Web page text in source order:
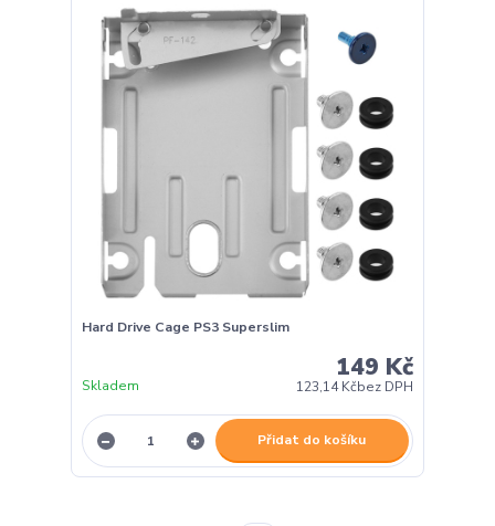
Hard Drive Cage PS3 Superslim
149 Kč
123,14 Kčbez DPH
Skladem
Přidat do košíku